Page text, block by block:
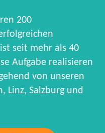
200
seit mehr als 40
Aufgabe realisieren
von unseren
Linz, Salzburg und